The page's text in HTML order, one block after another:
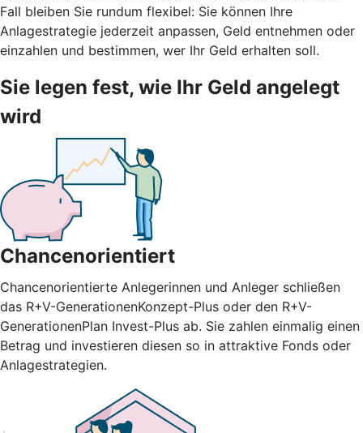
Fall bleiben Sie rundum flexibel: Sie können Ihre
Anlagestrategie jederzeit anpassen, Geld entnehmen oder
einzahlen und bestimmen, wer Ihr Geld erhalten soll.
Sie legen fest, wie Ihr Geld angelegt
wird
Chancenorientiert
Chancenorientierte Anlegerinnen und Anleger schließen
das R+V-GenerationenKonzept-Plus oder den R+V-
GenerationenPlan Invest-Plus ab. Sie zahlen einmalig einen
Betrag und investieren diesen so in attraktive Fonds oder
Anlagestrategien.